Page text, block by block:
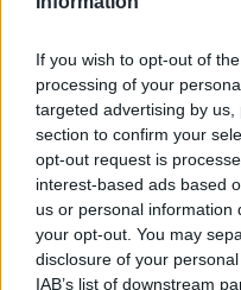
If you wish to opt-out of
processing of your
targeted advertising by
section to confirm your
opt-out request is
interest-based ads based
us or personal information
your opt-out. You may
disclosure of your
IAB’s list of downstream